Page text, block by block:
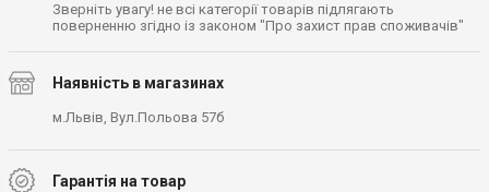
Зверніть увагу! не всі категорії товарів підлягають
поверненню згідно із законом "Про захист прав споживачів"
Наявність в магазинах
м.Львів, Вул.Польова 57б
Гарантія на товар